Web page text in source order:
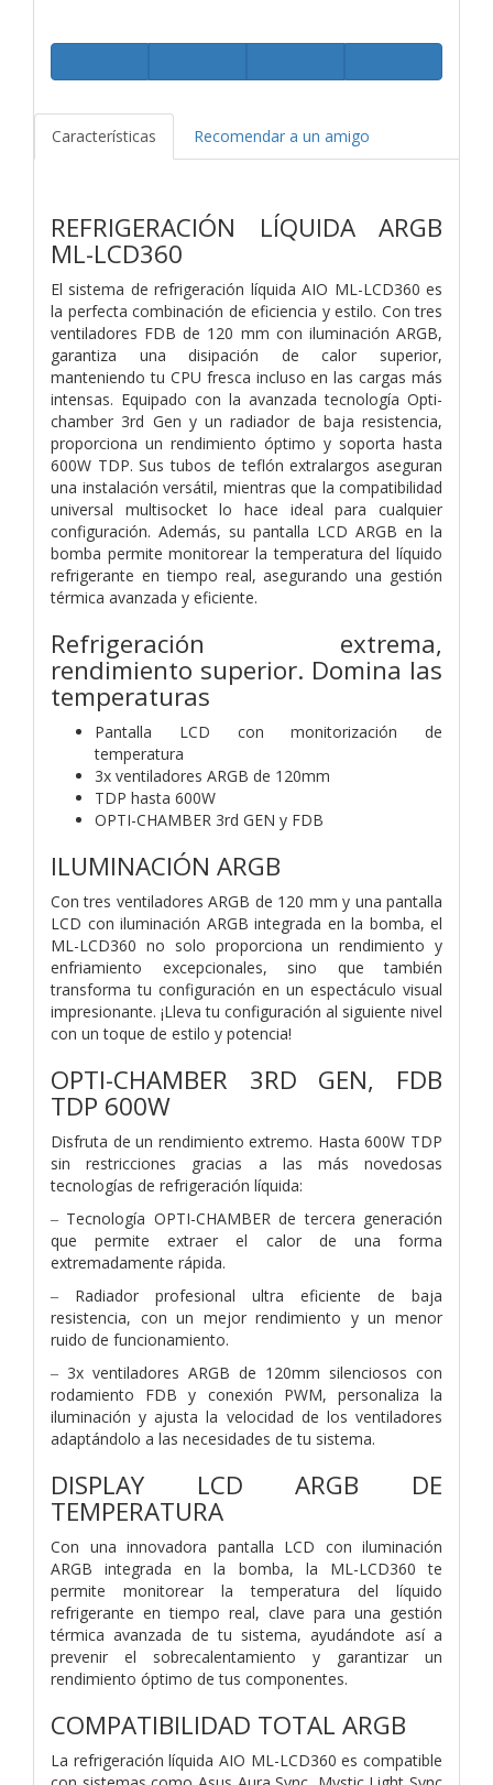
Características Recomendar a un amigo
REFRIGERACIÓN LÍQUIDA ARGB
ML-LCD360
El sistema de refrigeración líquida AIO ML-LCD360 es
la perfecta combinación de eficiencia y estilo. Con tres
ventiladores FDB de 120 mm con iluminación ARGB,
garantiza una disipación de calor superior,
manteniendo tu CPU fresca incluso en las cargas más
intensas. Equipado con la avanzada tecnología Opti-
chamber 3rd Gen y un radiador de baja resistencia,
proporciona un rendimiento óptimo y soporta hasta
600W TDP. Sus tubos de teflón extralargos aseguran
una instalación versátil, mientras que la compatibilidad
universal multisocket lo hace ideal para cualquier
configuración. Además, su pantalla LCD ARGB en la
bomba permite monitorear la temperatura del líquido
refrigerante en tiempo real, asegurando una gestión
térmica avanzada y eficiente.
Refrigeración extrema,
rendimiento superior. Domina las
temperaturas
Pantalla LCD con monitorización de
temperatura
3x ventiladores ARGB de 120mm
TDP hasta 600W
OPTI-CHAMBER 3rd GEN y FDB
ILUMINACIÓN ARGB
Con tres ventiladores ARGB de 120 mm y una pantalla
LCD con iluminación ARGB integrada en la bomba, el
ML-LCD360 no solo proporciona un rendimiento y
enfriamiento excepcionales, sino que también
transforma tu configuración en un espectáculo visual
impresionante. ¡Lleva tu configuración al siguiente nivel
con un toque de estilo y potencia!
OPTI-CHAMBER 3RD GEN, FDB
TDP 600W
Disfruta de un rendimiento extremo. Hasta 600W TDP
sin restricciones gracias a las más novedosas
tecnologías de refrigeración líquida:
‒ Tecnología OPTI-CHAMBER de tercera generación
que permite extraer el calor de una forma
extremadamente rápida.
‒ Radiador profesional ultra eficiente de baja
resistencia, con un mejor rendimiento y un menor
ruido de funcionamiento.
‒ 3x ventiladores ARGB de 120mm silenciosos con
rodamiento FDB y conexión PWM, personaliza la
iluminación y ajusta la velocidad de los ventiladores
adaptándolo a las necesidades de tu sistema.
DISPLAY LCD ARGB DE
TEMPERATURA
Con una innovadora pantalla LCD con iluminación
ARGB integrada en la bomba, la ML-LCD360 te
permite monitorear la temperatura del líquido
refrigerante en tiempo real, clave para una gestión
térmica avanzada de tu sistema, ayudándote así a
prevenir el sobrecalentamiento y garantizar un
rendimiento óptimo de tus componentes.
COMPATIBILIDAD TOTAL ARGB
La refrigeración líquida AIO ML-LCD360 es compatible